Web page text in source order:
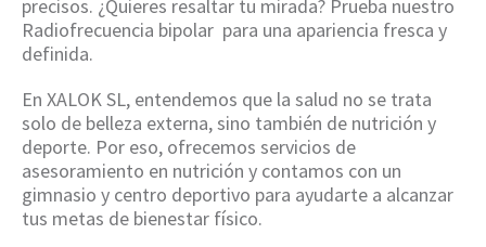
precisos. ¿Quieres resaltar tu mirada? Prueba nuestro
Radiofrecuencia bipolar para una apariencia fresca y
definida.
En XALOK SL, entendemos que la salud no se trata
solo de belleza externa, sino también de nutrición y
deporte. Por eso, ofrecemos servicios de
asesoramiento en nutrición y contamos con un
gimnasio y centro deportivo para ayudarte a alcanzar
tus metas de bienestar físico.